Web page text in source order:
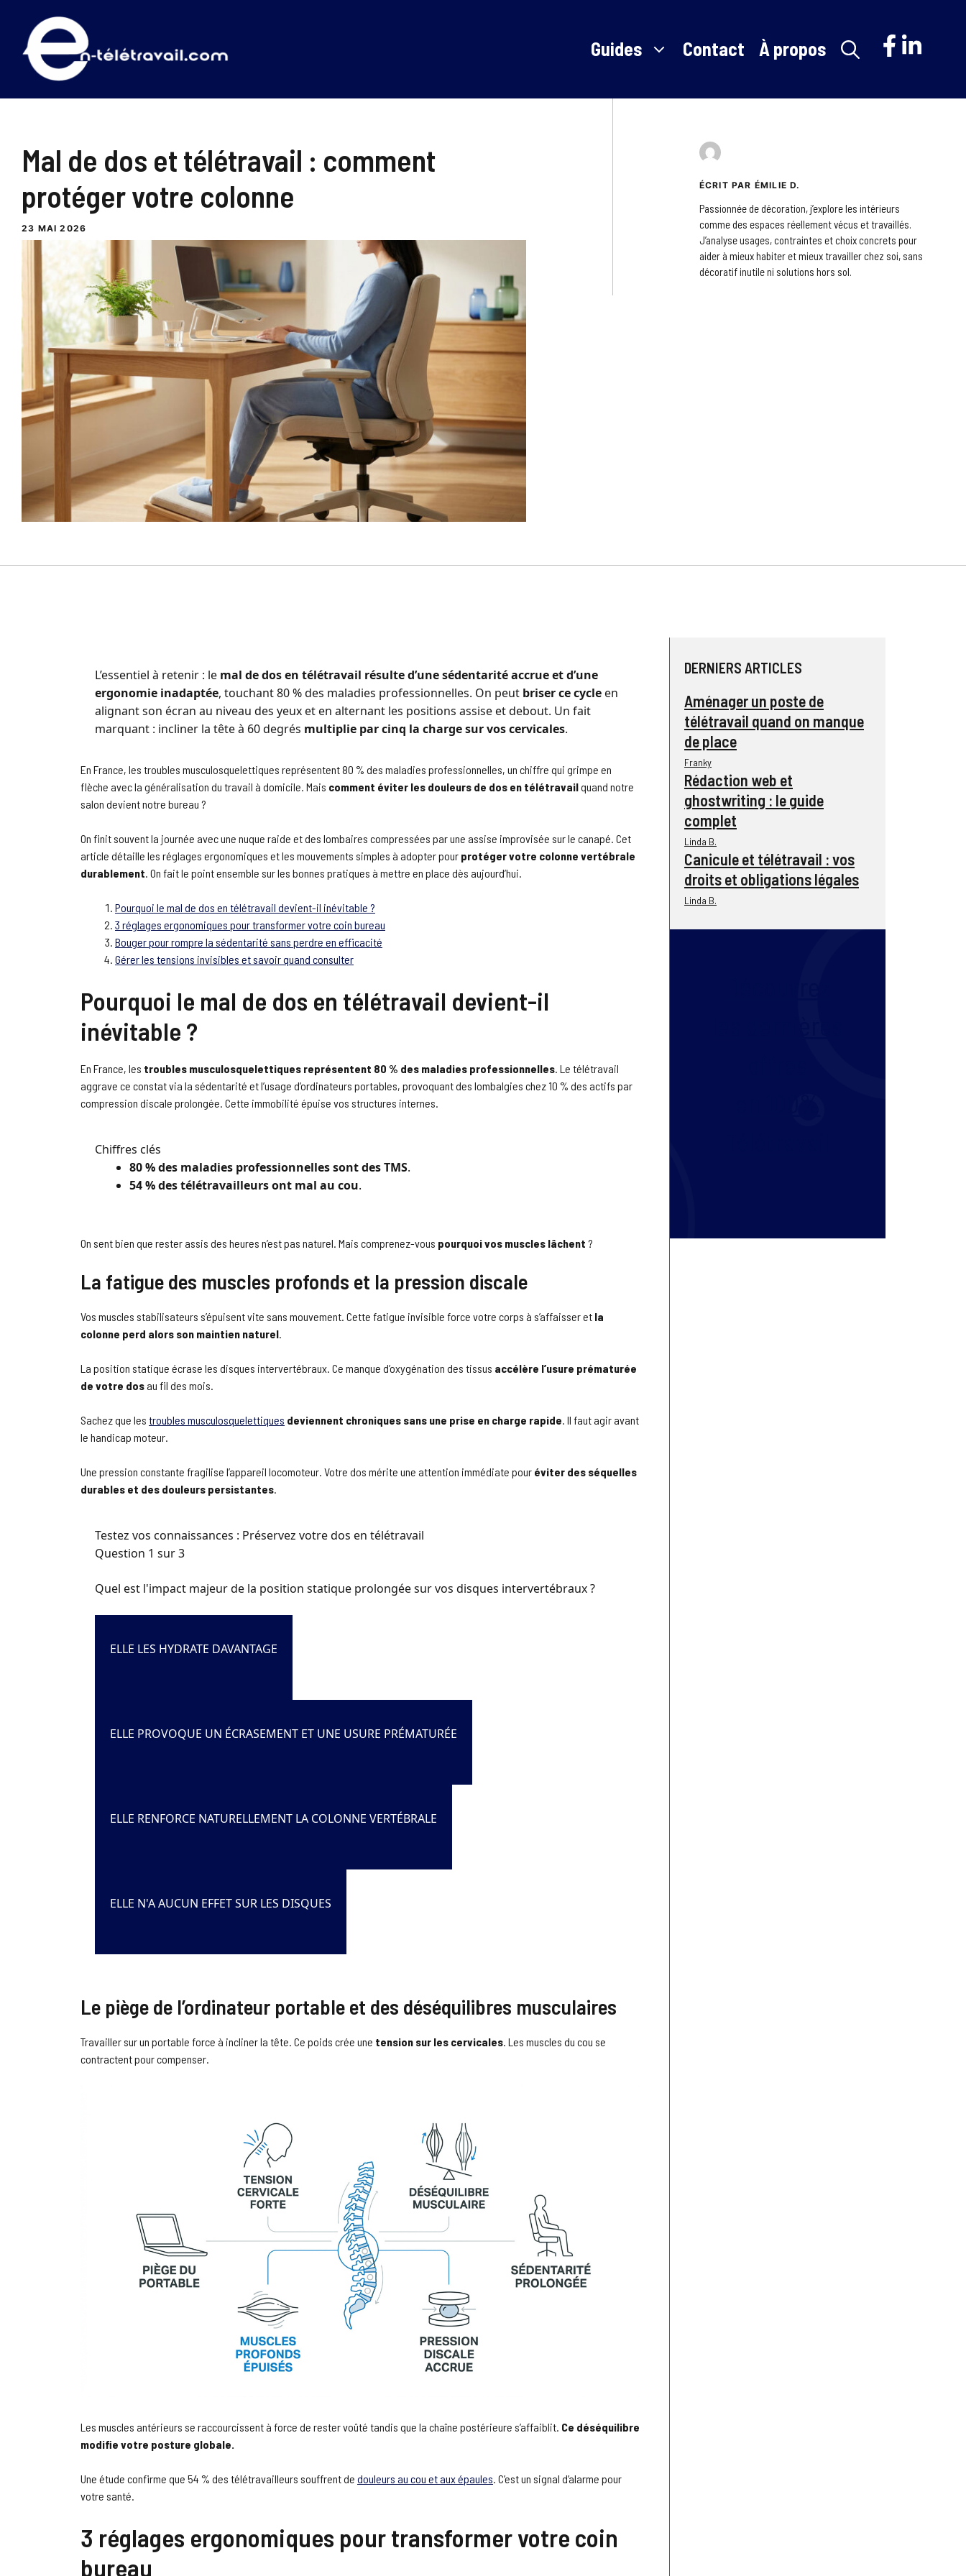
contenu
Guides Contact À propos
Mal de dos et télétravail : comment
protéger votre colonne
23 MAI 2026
ÉCRIT PAR ÉMILIE D.
Passionnée de décoration, j’explore les intérieurs
comme des espaces réellement vécus et travaillés.
J’analyse usages, contraintes et choix concrets pour
aider à mieux habiter et mieux travailler chez soi, sans
décoratif inutile ni solutions hors sol.
L’essentiel à retenir : le mal de dos en télétravail résulte d’une sédentarité accrue et d’une
ergonomie inadaptée, touchant 80 % des maladies professionnelles. On peut briser ce cycleen
alignant son écran au niveau des yeux et en alternant les positions assise et debout. Un fait
marquant : incliner la tête à 60 degrés multiplie par cinq la charge sur vos cervicales.
En France, les troubles musculosquelettiques représentent 80 % des maladies professionnelles, un chiffre qui grimpe en
flèche avec la généralisation du travail à domicile. Mais comment éviter les douleurs de dos en télétravailquand notre
salon devient notre bureau ?
On finit souvent la journée avec une nuque raide et des lombaires compressées par une assise improvisée sur le canapé. Cet
article détaille les réglages ergonomiques et les mouvements simples à adopter pour protéger votre colonne vertébrale
durablement . On fait le point ensemble sur les bonnes pratiques à mettre en place dès aujourd’hui.
Pourquoi le mal de dos en télétravail devient-il inévitable ?
3 réglages ergonomiques pour transformer votre coin bureau
Bouger pour rompre la sédentarité sans perdre en efficacité
Gérer les tensions invisibles et savoir quand consulter
Pourquoi le mal de dos en télétravail devient-il
inévitable ?
En France, les troubles musculosquelettiques représentent 80 % des maladies professionnelles . Le télétravail
aggrave ce constat via la sédentarité et l’usage d’ordinateurs portables, provoquant des lombalgies chez 10 % des actifs par
compression discale prolongée. Cette immobilité épuise vos structures internes.
Chiffres clés
80 % des maladies professionnelles sont des TMS.
54 % des télétravailleurs ont mal au cou.
On sent bien que rester assis des heures n’est pas naturel. Mais comprenez-vous pourquoi vos muscles lâchent ?
La fatigue des muscles profonds et la pression discale
Vos muscles stabilisateurs s’épuisent vite sans mouvement. Cette fatigue invisible force votre corps à s’affaisser et la
colonne perd alors son maintien naturel
La position statique écrase les disques intervertébraux. Ce manque d’oxygénation des tissus accélère l’usure prématurée
de votre dosau fil des mois.
Sachez que les troubles musculosquelettiques deviennent chroniques sans une prise en charge rapide . Il faut agir avant
le handicap moteur.
Une pression constante fragilise l’appareil locomoteur. Votre dos mérite une attention immédiate pour éviter des séquelles
durables et des douleurs persistantes
Testez vos connaissances : Préservez votre dos en télétravail
Question 1 sur 3
Quel est l'impact majeur de la position statique prolongée sur vos disques intervertébraux ?
ELLE LES HYDRATE DAVANTAGE
ELLE PROVOQUE UN ÉCRASEMENT ET UNE USURE PRÉMATURÉE
ELLE RENFORCE NATURELLEMENT LA COLONNE VERTÉBRALE
ELLE N'A AUCUN EFFET SUR LES DISQUES
Le piège de l’ordinateur portable et des déséquilibres musculaires
Travailler sur un portable force à incliner la tête. Ce poids crée une tension sur les cervicales . Les muscles du cou se
contractent pour compenser.
Les muscles antérieurs se raccourcissent à force de rester voûté tandis que la chaîne postérieure s’affaiblit. Ce déséquilibre
modifie votre posture globale.
Une étude confirme que 54 % des télétravailleurs souffrent de douleurs au cou et aux épaules. C’est un signal d’alarme pour
votre santé.
3 réglages ergonomiques pour transformer votre coin
bureau
DERNIERS ARTICLES
Aménager un poste de
télétravail quand on manque
de place
Franky
Rédaction web et
ghostwriting : le guide
complet
Linda B.
Canicule et télétravail : vos
droits et obligations légales
Linda B.